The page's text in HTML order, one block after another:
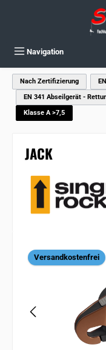
Navigation
Nach Zertifizierung
EN 341 Abseilgerät -
Klasse A >7,5
JACK
Versandkostenfrei